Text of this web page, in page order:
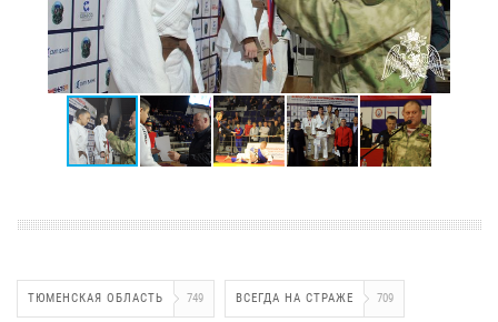
ТЮМЕНСКАЯ ОБЛАСТЬ 749 ВСЕГДА НА СТРАЖЕ 709